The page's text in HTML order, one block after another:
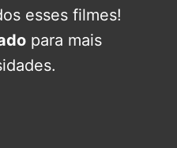
esses filmes!
para mais